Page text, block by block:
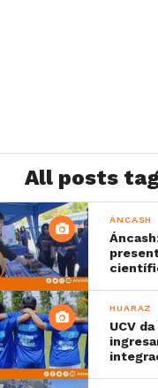
All posts
ÁNCASH
HUARAZ
UCV